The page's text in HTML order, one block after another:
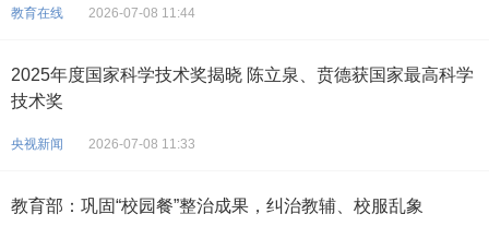
教育在线 2026-07-08 11:44
2025年度国家科学技术奖揭晓 陈立泉、贲德获国家最高科学
技术奖
央视新闻 2026-07-08 11:33
教育部：巩固“校园餐”整治成果，纠治教辅、校服乱象